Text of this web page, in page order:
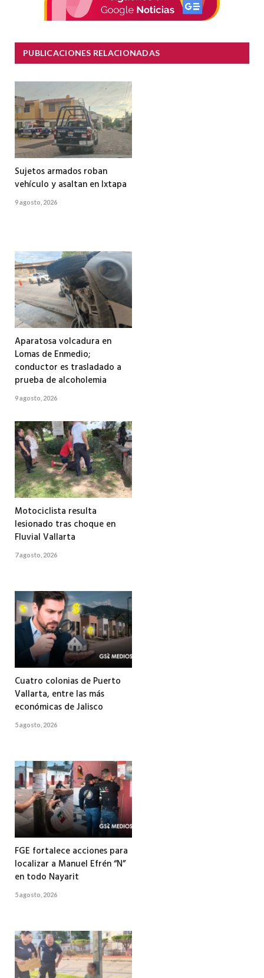
PUBLICACIONES RELACIONADAS
Sujetos armados roban
vehículo y asaltan en Ixtapa
9 agosto, 2026
Aparatosa volcadura en
Lomas de Enmedio;
conductor es trasladado a
prueba de alcoholemia
9 agosto, 2026
Motociclista resulta
lesionado tras choque en
Fluvial Vallarta
7 agosto, 2026
Cuatro colonias de Puerto
Vallarta, entre las más
económicas de Jalisco
5 agosto, 2026
FGE fortalece acciones para
localizar a Manuel Efrén “N”
en todo Nayarit
5 agosto, 2026